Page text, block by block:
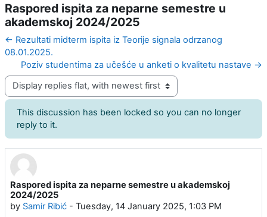
Raspored ispita za neparne semestre u
akademskoj 2024/2025
← Rezultati midterm ispita iz Teorije signala odrzanog
08.01.2025.
Poziv studentima za učešće u anketi o kvalitetu nastave →
Display mode
This discussion has been locked so you can no longer
reply to it.
Raspored ispita za neparne semestre u akademskoj
2024/2025
by Samir Ribić - Tuesday, 14 January 2025, 1:03 PM
Number of replies: 0